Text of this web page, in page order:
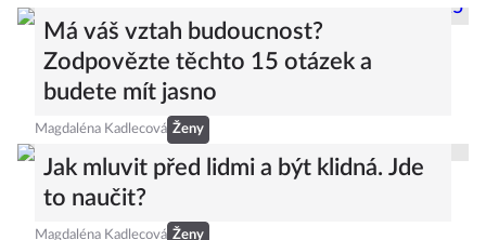
Má váš vztah budoucnost?
Zodpovězte těchto 15 otázek a
budete mít jasno
Magdaléna Kadlecová Ženy
Jak mluvit před lidmi a být klidná. Jde
to naučit?
Magdaléna Kadlecová Ženy